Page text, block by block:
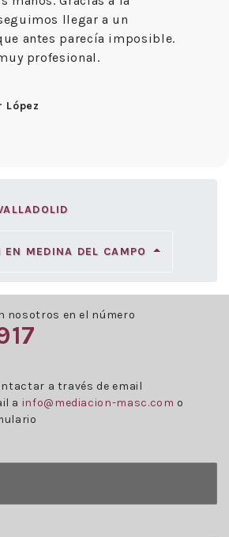
llegar a un
antes parecía imposible.
profesional.
López
EN MEDINA DEL CAMPO
nosotros en el número
a través de email
a info@mediacion-masc.com o